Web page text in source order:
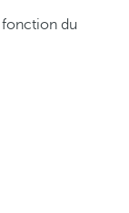
fonction du